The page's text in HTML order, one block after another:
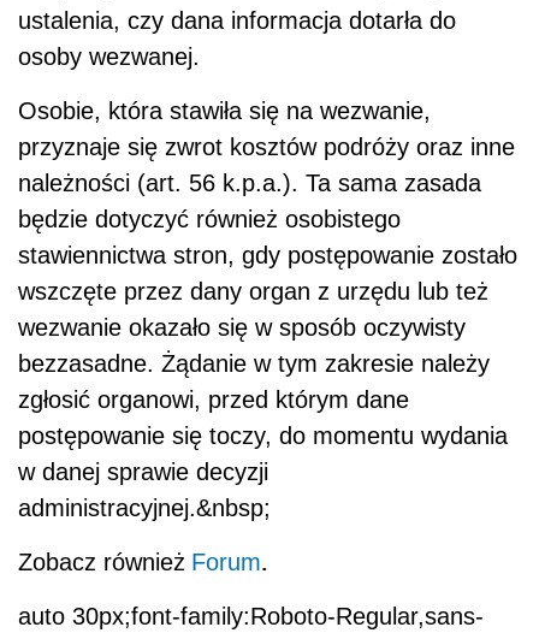
ustalenia, czy dana informacja dotarła do
osoby wezwanej.
Osobie, która stawiła się na wezwanie,
przyznaje się zwrot kosztów podróży oraz inne
należności (art. 56 k.p.a.). Ta sama zasada
będzie dotyczyć również osobistego
stawiennictwa stron, gdy postępowanie zostało
wszczęte przez dany organ z urzędu lub też
wezwanie okazało się w sposób oczywisty
bezzasadne. Żądanie w tym zakresie należy
zgłosić organowi, przed którym dane
postępowanie się toczy, do momentu wydania
w danej sprawie decyzji
administracyjnej.&nbsp;
Zobacz również Forum.
auto 30px;font-family:Roboto-Regular,sans-